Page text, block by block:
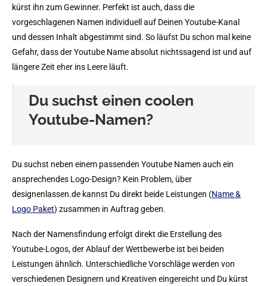
kürst ihn zum Gewinner. Perfekt ist auch, dass die
vorgeschlagenen Namen individuell auf Deinen Youtube-Kanal
und dessen Inhalt abgestimmt sind. So läufst Du schon mal keine
Gefahr, dass der Youtube Name absolut nichtssagend ist und auf
längere Zeit eher ins Leere läuft.
Du suchst einen coolen
Youtube-Namen?
Du suchst neben einem passenden Youtube Namen auch ein
ansprechendes Logo-Design? Kein Problem, über
designenlassen.de kannst Du direkt beide Leistungen (Name &
Logo Paket) zusammen in Auftrag geben.
Nach der Namensfindung erfolgt direkt die Erstellung des
Youtube-Logos, der Ablauf der Wettbewerbe ist bei beiden
Leistungen ähnlich. Unterschiedliche Vorschläge werden von
verschiedenen Designern und Kreativen eingereicht und Du kürst